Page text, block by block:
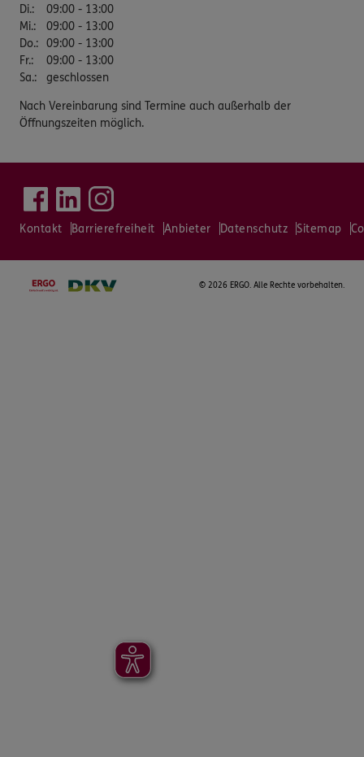
Di.:
09:00 - 13:00
Mi.:
09:00 - 13:00
Do.: 09:00 - 13:00
Fr.:
09:00 - 13:00
Sa.: geschlossen
Nach Vereinbarung sind Termine auch außerhalb der
Öffnungszeiten möglich.
Kontakt Barrierefreiheit Anbieter Datenschutz Sitemap
© 2026 ERGO. Alle Rechte vorbehalten.